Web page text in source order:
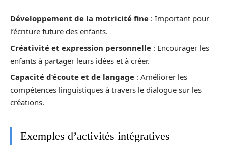
Développement de la motricité fine : Important pour
l’écriture future des enfants.
Créativité et expression personnelle : Encourager les
enfants à partager leurs idées et à créer.
Capacité d’écoute et de langage : Améliorer les
compétences linguistiques à travers le dialogue sur les
créations.
Exemples d’activités intégratives